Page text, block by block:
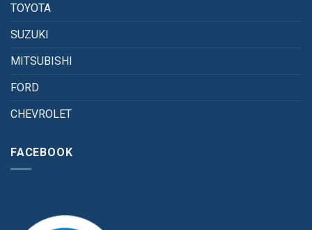
TOYOTA
SUZUKI
MITSUBISHI
FORD
CHEVROLET
FACEBOOK